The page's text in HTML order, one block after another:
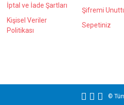
İptal ve İade Şartları
Kişisel Veriler
Politikası
Şifremi
Sepetiniz
©